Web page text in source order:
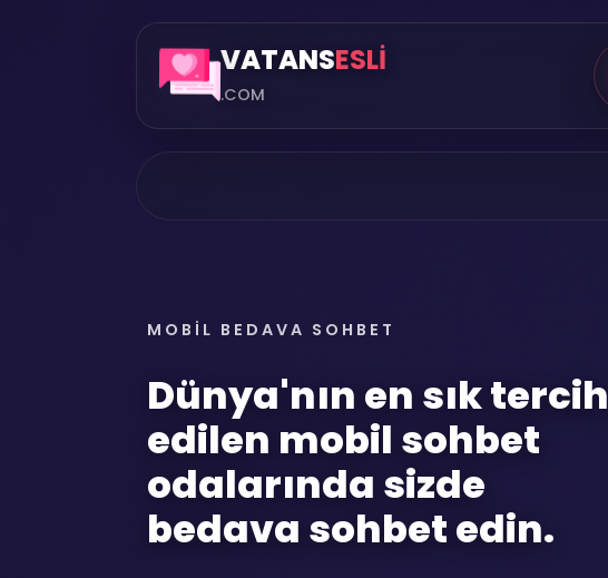
VATANSESLİ
.COM
MOBIL BEDAVA SOHBET
Dünya'nın en sık tercih
edilen mobil sohbet
odalarında sizde
bedava sohbet edin.